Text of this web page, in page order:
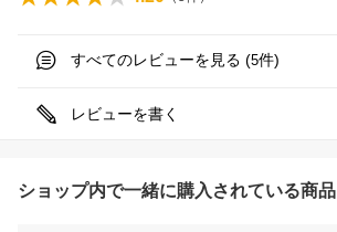
すべてのレビューを見る (5件)
レビューを書く
ショップ内で一緒に購入されている商品